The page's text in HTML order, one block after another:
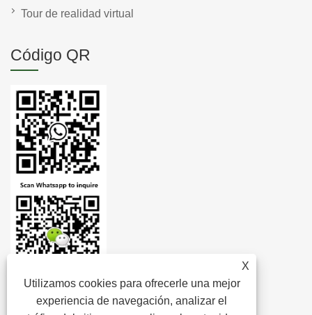
X
Utilizamos cookies para ofrecerle una mejor
experiencia de navegación, analizar el
Tour de realidad virtual
Código QR